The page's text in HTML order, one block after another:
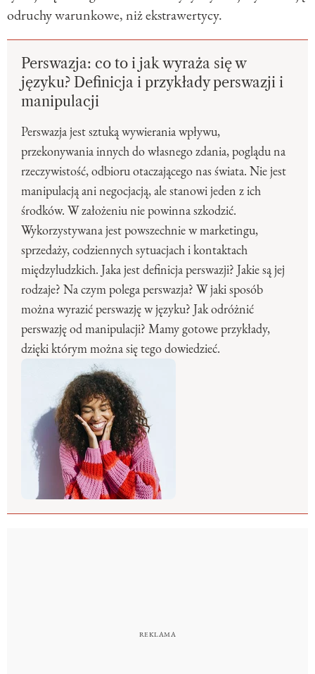
odruchy warunkowe, niż ekstrawertycy.
Perswazja: co to i jak wyraża się w
języku? Definicja i przykłady perswazji i
manipulacji
Perswazja jest sztuką wywierania wpływu,
przekonywania innych do własnego zdania, poglądu na
rzeczywistość, odbioru otaczającego nas świata. Nie jest
manipulacją ani negocjacją, ale stanowi jeden z ich
środków. W założeniu nie powinna szkodzić.
Wykorzystywana jest powszechnie w marketingu,
sprzedaży, codziennych sytuacjach i kontaktach
międzyludzkich. Jaka jest definicja perswazji? Jakie są jej
rodzaje? Na czym polega perswazja? W jaki sposób
można wyrazić perswazję w języku? Jak odróżnić
perswazję od manipulacji? Mamy gotowe przykłady,
dzięki którym można się tego dowiedzieć.